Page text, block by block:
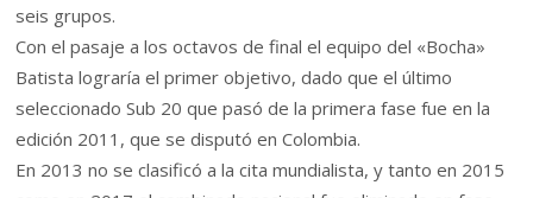
seis grupos.
Con el pasaje a los octavos de final el equipo del «Bocha»
Batista lograría el primer objetivo, dado que el último
seleccionado Sub 20 que pasó de la primera fase fue en la
edición 2011, que se disputó en Colombia.
En 2013 no se clasificó a la cita mundialista, y tanto en 2015